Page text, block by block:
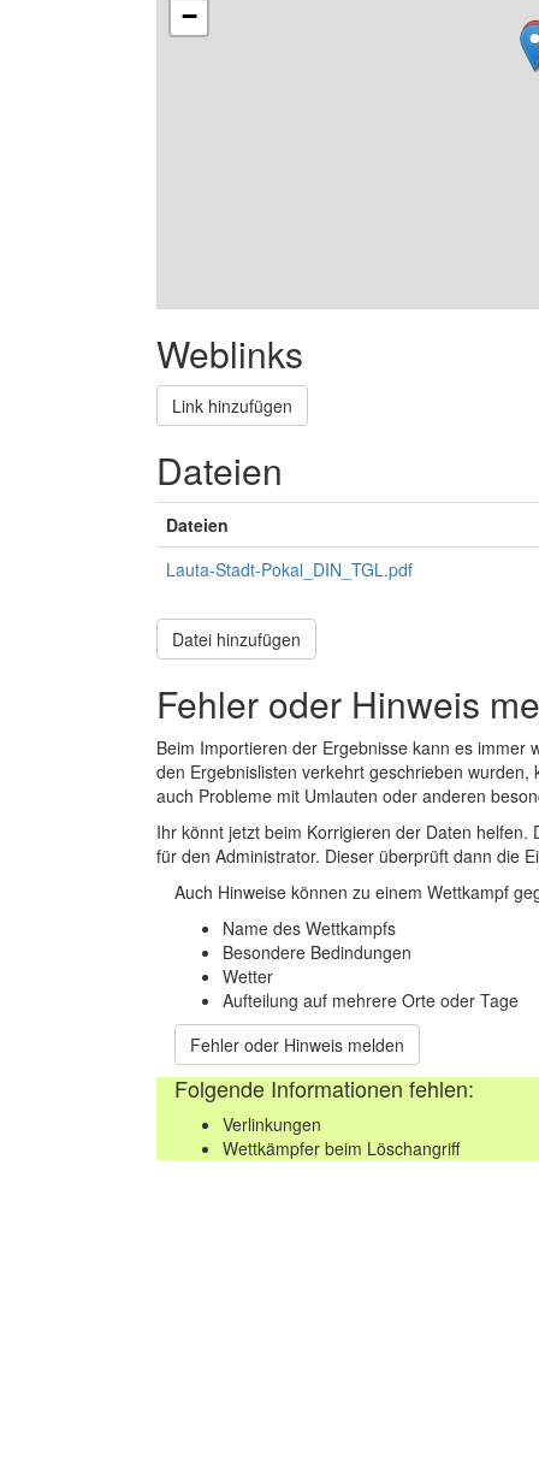
−
Weblinks
Link hinzufügen
Dateien
Dateien
Lauta-Stadt-Pokal_DIN_TGL.pdf
Datei hinzufügen
Fehler oder Hinweis
Beim Importieren der Ergebnisse kann es
den Ergebnislisten verkehrt geschrieben
auch Probleme mit Umlauten oder anderen
Ihr könnt jetzt beim Korrigieren der Daten
für den Administrator. Dieser überprüft dann die
Auch Hinweise können zu einem Wettkampf
Name des Wettkampfs
Besondere Bedindungen
Wetter
Aufteilung auf mehrere Orte oder Tage
Fehler oder Hinweis melden
Folgende Informationen fehlen:
Verlinkungen
Wettkämpfer beim Löschangriff